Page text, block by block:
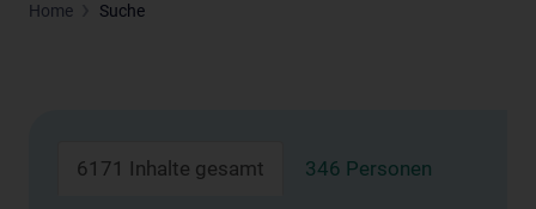
Home Suche
6171 Inhalte gesamt 346 Personen